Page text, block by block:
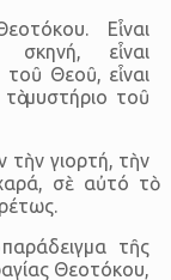
Εἶναι
σκηνή, εἶναι
τοῦ Θεοῦ, εἶναι
μυστήριο τοῦ
τὴν γιορτή, τὴν
σὲ αὐτό τὸ
τῆς
Θεοτόκου,